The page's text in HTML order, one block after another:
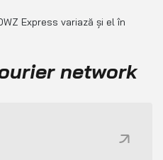
Express variază și el în
network